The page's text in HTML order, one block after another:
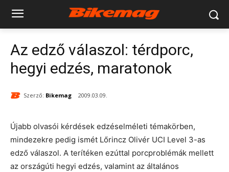
Az edző válaszol: térdporc,
hegyi edzés, maratonok
Szerző: Bikemag 2009.03.09.
Újabb olvasói kérdések edzéselméleti témakörben,
mindezekre pedig ismét Lőrincz Olivér UCI Level 3-as
edző válaszol. A terítéken ezúttal porcproblémák mellett
az országúti hegyi edzés, valamint az általános